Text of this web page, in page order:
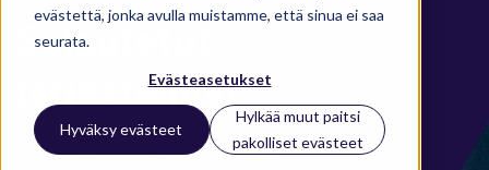
evästettä, jonka avulla muistamme, että sinua ei saa
seurata.
Evästeasetukset
Hyväksy evästeet
Hylkää muut paitsi
pakolliset evästeet
Referenssit
Ajankohtaista
Meistä
Sulautetut
järjestelmät
Nokevalilla on kattava osaaminen